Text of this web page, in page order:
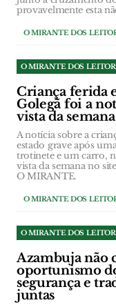
provavelmente esta
O MIRANTE DOS
O MIRANTE DOS
Criança ferida
Golegã foi a
vista da semana
A notícia sobre a
estado grave após
trotinete e um carro,
vista da semana no
O MIRANTE.
O MIRANTE DOS
O MIRANTE DOS
Azambuja não
oportunismo
segurança e
juntas